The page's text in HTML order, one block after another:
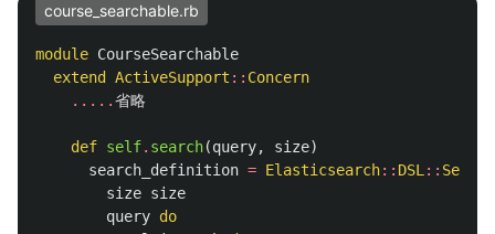
course_searchable.rb
module CourseSearchable
extend
ActiveSupport :: Concern
.....省略
def self. search(query, size)
search_definition = Elasticsearch:: DSL :: Search
size size
query do